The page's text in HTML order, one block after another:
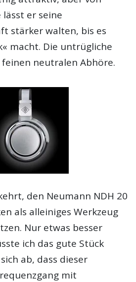
er seine
stärker walten, bis es
macht. Die untrügliche
neutralen Abhöre.
den Neumann NDH 20
als alleiniges Werkzeug
Nur etwas besser
ich das gute Stück
ab, dass dieser
mit